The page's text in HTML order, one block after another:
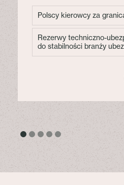
Polscy kierowcy za
Rezerwy techniczno-
do stabilności branży